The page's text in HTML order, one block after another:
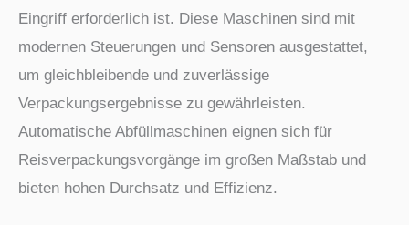
Eingriff erforderlich ist. Diese Maschinen sind mit
modernen Steuerungen und Sensoren ausgestattet,
um gleichbleibende und zuverlässige
Verpackungsergebnisse zu gewährleisten.
Automatische Abfüllmaschinen eignen sich für
Reisverpackungsvorgänge im großen Maßstab und
bieten hohen Durchsatz und Effizienz.